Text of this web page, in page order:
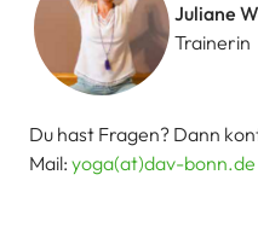
Juliane
Trainerin
Du hast Fragen? Dann
Mail: yoga(at)dav-bonn.de